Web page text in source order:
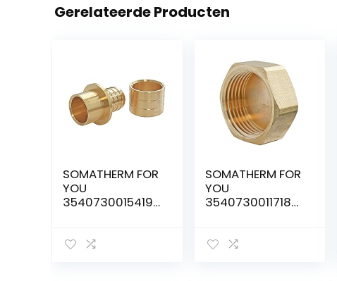
Gerelateerde Producten
SOMATHERM FOR
YOU
3540730015419
aansluitadapter
SOMATHERM FOR
YOU
3540730011718
ruwe olie